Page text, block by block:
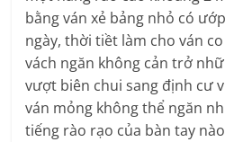
bằng ván xẻ bảng nhỏ có
ngày, thời tiềt làm cho ván
vách ngăn không cản trở
vượt biên chui sang định cư
ván mỏng không thể ngăn
tiếng rào rạo của bàn tay